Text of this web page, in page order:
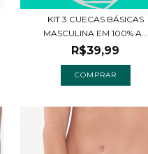
KIT 3 CUECAS BÁSICAS
MASCULINA EM 100% A...
R$39,99
COMPRAR